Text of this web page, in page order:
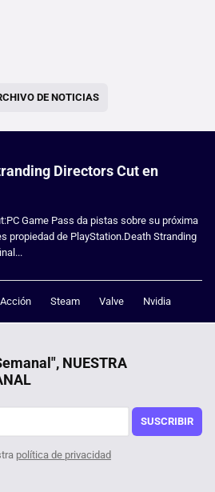
DE NOTICIAS
Directors Cut en
Game Pass da pistas sobre su próxima
propiedad de PlayStation.Death Stranding
Acción Steam Valve Nvidia
NUESTRA
SUSCRIBIR
política de privacidad